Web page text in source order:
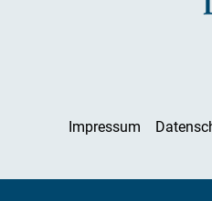
Impressum